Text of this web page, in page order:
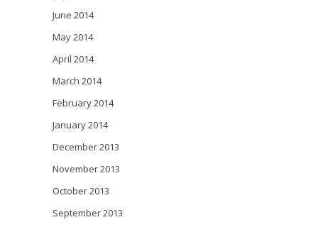
June 2014
May 2014
April 2014
March 2014
February 2014
January 2014
December 2013
November 2013
October 2013
September 2013